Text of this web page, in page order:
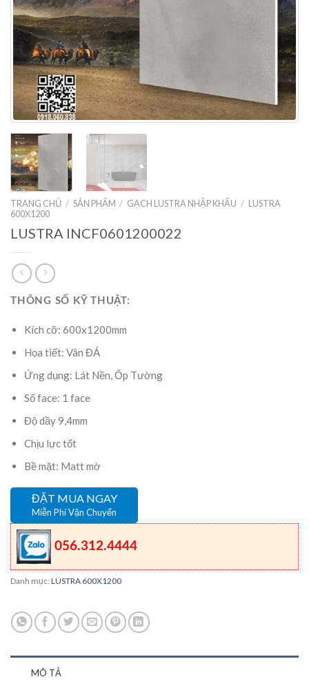
TRANG CHỦ / SẢN PHẨM / GẠCH LUSTRA NHẬP KHẨU / LUSTRA
600X1200
LUSTRA INCF0601200022
THÔNG SỐ KỸ THUẬT:
Kích cỡ: 600x1200mm
Họa tiết: Vân ĐÁ
Ứng dụng: Lát Nền, Ốp Tường
Số face: 1 face
Độ dầy 9,4mm
Chịu lực tốt
Bề mặt: Matt mờ
ĐẶT MUA NGAY
Miễn Phí Vận Chuyển
056.312.4444
Danh mục: LUSTRA 600X1200
MÔ TẢ